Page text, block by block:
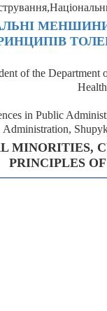
of the
in Public
Administration,
MINORITIES,
PRINCIPLES